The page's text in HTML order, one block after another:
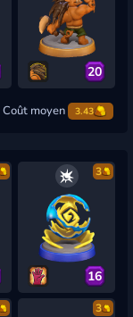
20
Coût moyen 3.43
3
16
3